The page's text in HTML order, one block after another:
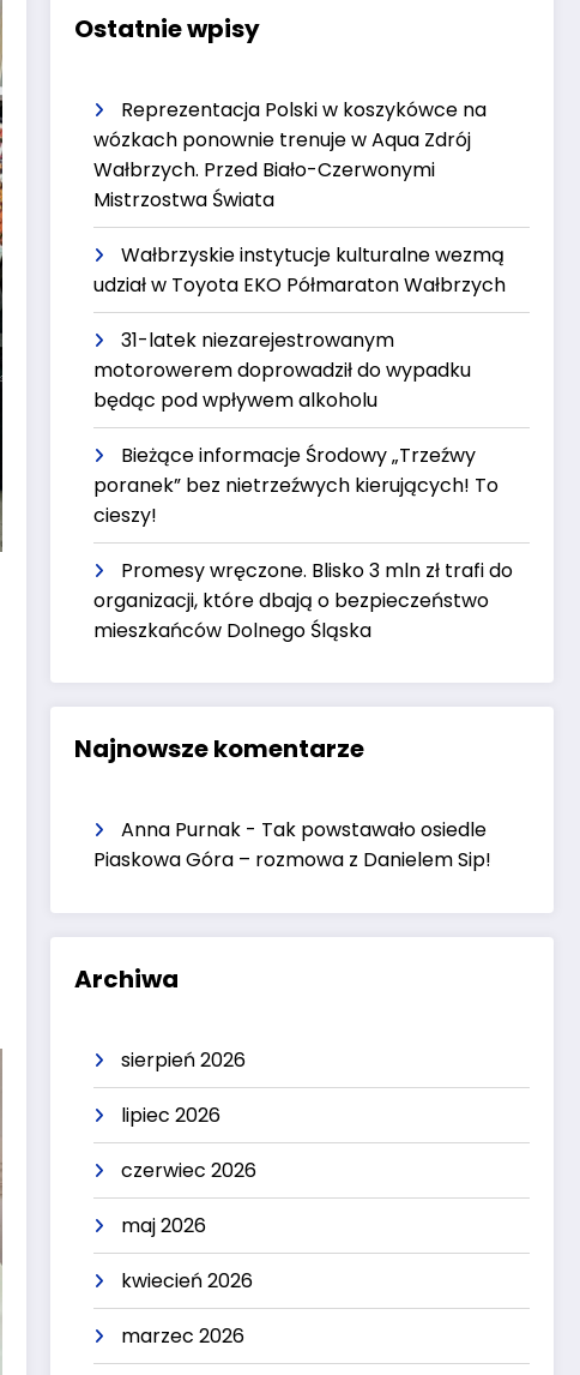
Ostatnie wpisy
Reprezentacja Polski w koszykówce na
wózkach ponownie trenuje w Aqua Zdrój
Wałbrzych. Przed Biało-Czerwonymi
Mistrzostwa Świata
Wałbrzyskie instytucje kulturalne wezmą
udział w Toyota EKO Półmaraton Wałbrzych
31-latek niezarejestrowanym
motorowerem doprowadził do wypadku
będąc pod wpływem alkoholu
Bieżące informacje Środowy „Trzeźwy
poranek” bez nietrzeźwych kierujących! To
cieszy!
Promesy wręczone. Blisko 3 mln zł trafi do
organizacji, które dbają o bezpieczeństwo
mieszkańców Dolnego Śląska
Najnowsze komentarze
Anna Purnak - Tak powstawało osiedle
Piaskowa Góra – rozmowa z Danielem Sip!
Archiwa
sierpień 2026
lipiec 2026
czerwiec 2026
maj 2026
kwiecień 2026
marzec 2026